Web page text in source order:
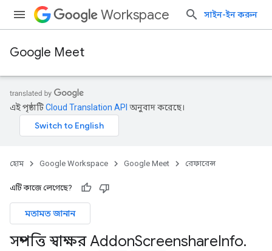
Workspace সাইন-ইন করুন
Google Meet
এই পৃষ্ঠাটিCloud Translation API অনুবাদ করেছে।
হোম Google Workspace Google Meet রেফারেন্স
এটি কাজে লেগেছে?
মতামত জানান
সম্পত্তি স্বাক্ষর AddonScreenshareInfo.